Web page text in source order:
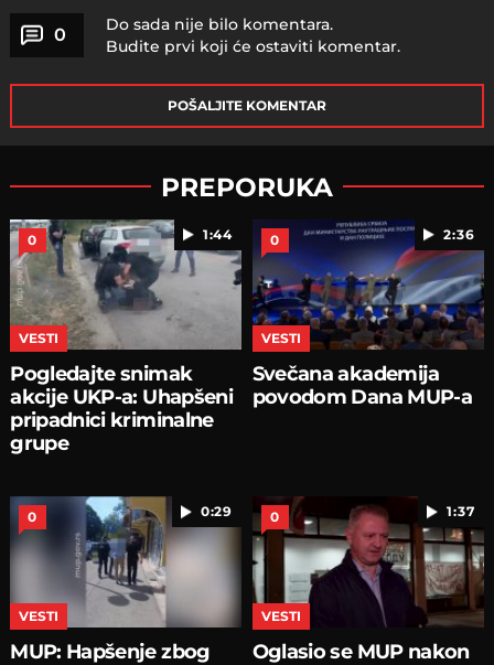
0
Do sada nije bilo komentara.
Budite prvi koji će ostaviti komentar.
POŠALJITE KOMENTAR
PREPORUKA
1:44
0
VESTI
Pogledajte snimak
akcije UKP-a: Uhapšeni
pripadnici kriminalne
grupe
2:36
0
VESTI
Svečana akademija
povodom Dana MUP-a
0:29
0
VESTI
MUP: Hapšenje zbog
1:37
0
VESTI
Oglasio se MUP nakon